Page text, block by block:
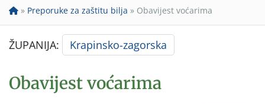
» Preporuke za zaštitu bilja » Obavijest voćarima
ŽUPANIJA: Krapinsko-zagorska
Obavijest voćarima